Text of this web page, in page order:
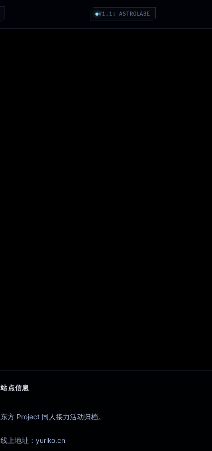
V1.1: ASTROLABE
站点信息
东方 Project 同人接力活动归档。
线上地址：yuriko.cn